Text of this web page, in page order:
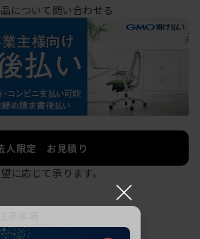
について問い合わせる
人限定 お見積り
に応じて承ります。
×